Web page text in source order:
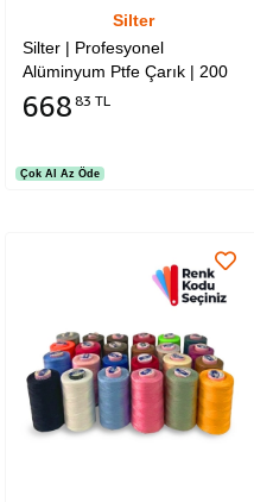
Silter
Silter | Profesyonel
Alüminyum Ptfe Çarık | 200
Tipi Sanayi El Ütüler İçindir |
Sy Pc 200 | Stb/200
668 83 TL
Çok Al Az Öde